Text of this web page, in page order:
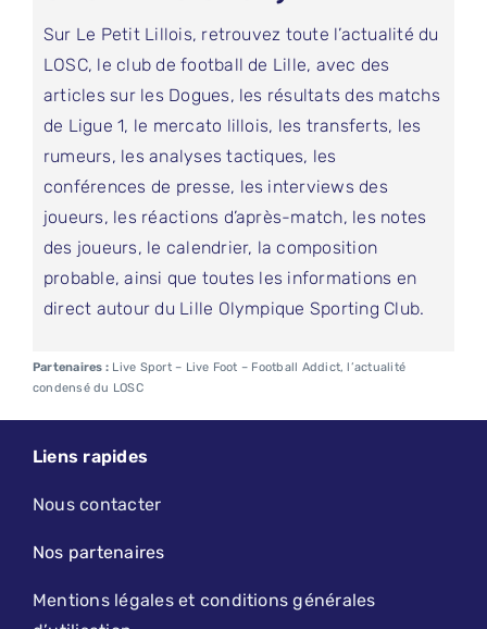
Sur Le Petit Lillois, retrouvez toute l’actualité du
LOSC, le club de football de Lille, avec des
articles sur les Dogues, les résultats des matchs
de Ligue 1, le mercato lillois, les transferts, les
rumeurs, les analyses tactiques, les
conférences de presse, les interviews des
joueurs, les réactions d’après-match, les notes
des joueurs, le calendrier, la composition
probable, ainsi que toutes les informations en
direct autour du Lille Olympique Sporting Club.
Partenaires : Live Sport– Live Foot – Football Addict, l’actualité
condensé du LOSC
Liens rapides
Nous contacter
Nos partenaires
Mentions légales et conditions générales